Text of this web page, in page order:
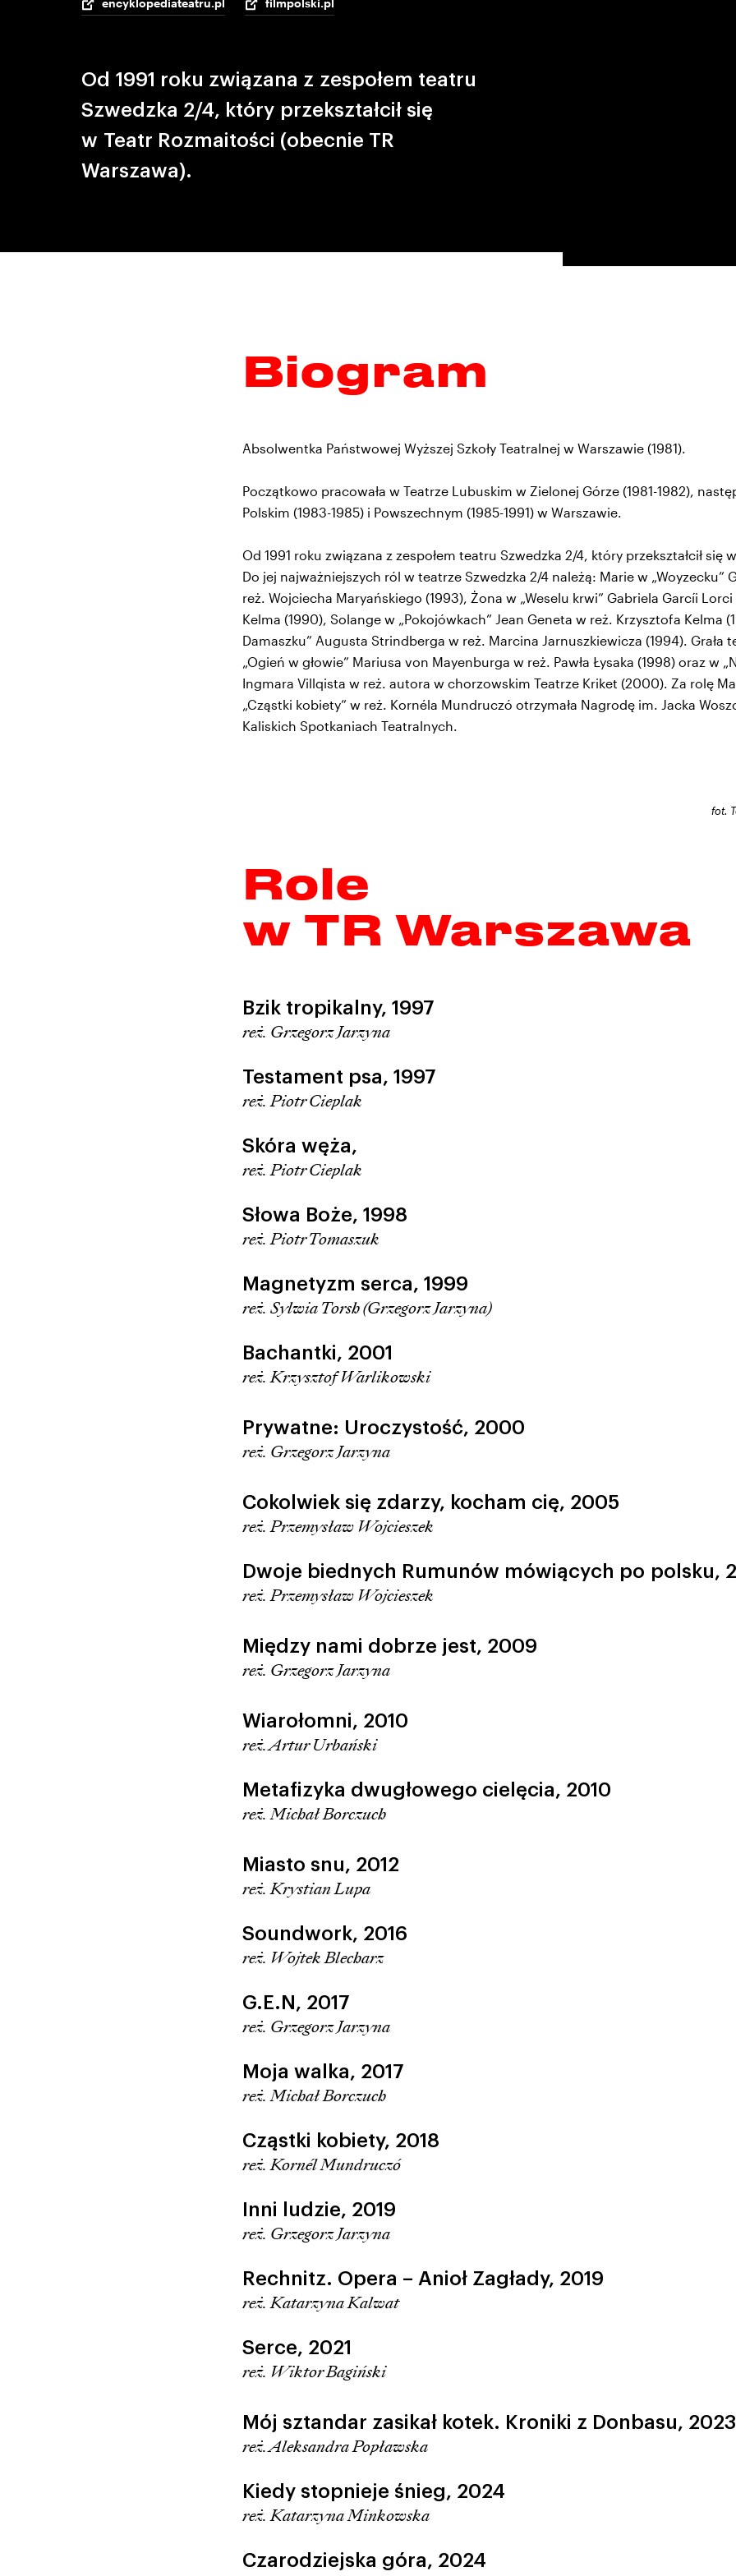
encyklopediateatru.pl filmpolski.pl
Od 1991 roku związana z zespołem teatru
Szwedzka 2/4, który przekształcił się
w Teatr Rozmaitości (obecnie TR
Warszawa).
Biogram
Absolwentka Państwowej Wyższej Szkoły Teatralnej w Warszawie (1981).
Początkowo pracowała w Teatrze Lubuskim w Zielonej Górze (1981-1982),
Polskim (1983-1985) i Powszechnym (1985-1991) w Warszawie.
Od 1991 roku związana z zespołem teatru Szwedzka 2/4, który przekształcił się
Do jej najważniejszych ról w teatrze Szwedzka 2/4 należą: Marie w „Woyzecku”
reż. Wojciecha Maryańskiego (1993), Żona w „Weselu krwi” Gabriela Garcíi
Kelma (1990), Solange w „Pokojówkach” Jean Geneta w reż. Krzysztofa Kelma
Damaszku” Augusta Strindberga w reż. Marcina Jarnuszkiewicza (1994). Grała
„Ogień w głowie” Mariusa von Mayenburga w reż. Pawła Łysaka (1998) oraz w
Ingmara Villqista w reż. autora w chorzowskim Teatrze Kriket (2000). Za rolę
„Cząstki kobiety” w reż. Kornéla Mundruczó otrzymała Nagrodę im. Jacka
Kaliskich Spotkaniach Teatralnych.
fot.
Role
w TR Warszawa
Bzik tropikalny, 1997
reż. Grzegorz Jarzyna
Testament psa, 1997
reż. Piotr Cieplak
Skóra węża,
reż. Piotr Cieplak
Słowa Boże, 1998
reż. Piotr Tomaszuk
Magnetyzm serca, 1999
reż. Sylwia Torsh (Grzegorz Jarzyna)
Bachantki, 2001
reż. Krzysztof Warlikowski
Prywatne: Uroczystość, 2000
reż. Grzegorz Jarzyna
Cokolwiek się zdarzy, kocham cię, 2005
reż. Przemysław Wojcieszek
Dwoje biednych Rumunów mówiących po polsku,
reż. Przemysław Wojcieszek
Między nami dobrze jest, 2009
reż. Grzegorz Jarzyna
Wiarołomni, 2010
reż. Artur Urbański
Metafizyka dwugłowego cielęcia, 2010
reż. Michał Borczuch
Miasto snu, 2012
reż. Krystian Lupa
Soundwork, 2016
reż. Wojtek Blecharz
G.E.N, 2017
reż. Grzegorz Jarzyna
Moja walka, 2017
reż. Michał Borczuch
Cząstki kobiety, 2018
reż. Kornél Mundruczó
Inni ludzie, 2019
reż. Grzegorz Jarzyna
Rechnitz. Opera – Anioł Zagłady, 2019
reż. Katarzyna Kalwat
Serce, 2021
reż. Wiktor Bagiński
Mój sztandar zasikał kotek. Kroniki z Donbasu, 2023
reż. Aleksandra Popławska
Kiedy stopnieje śnieg, 2024
reż. Katarzyna Minkowska
Czarodziejska góra, 2024